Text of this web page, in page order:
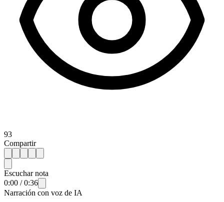
93
Compartir
Escuchar nota
0:00 /0:36
Narración con voz de IA